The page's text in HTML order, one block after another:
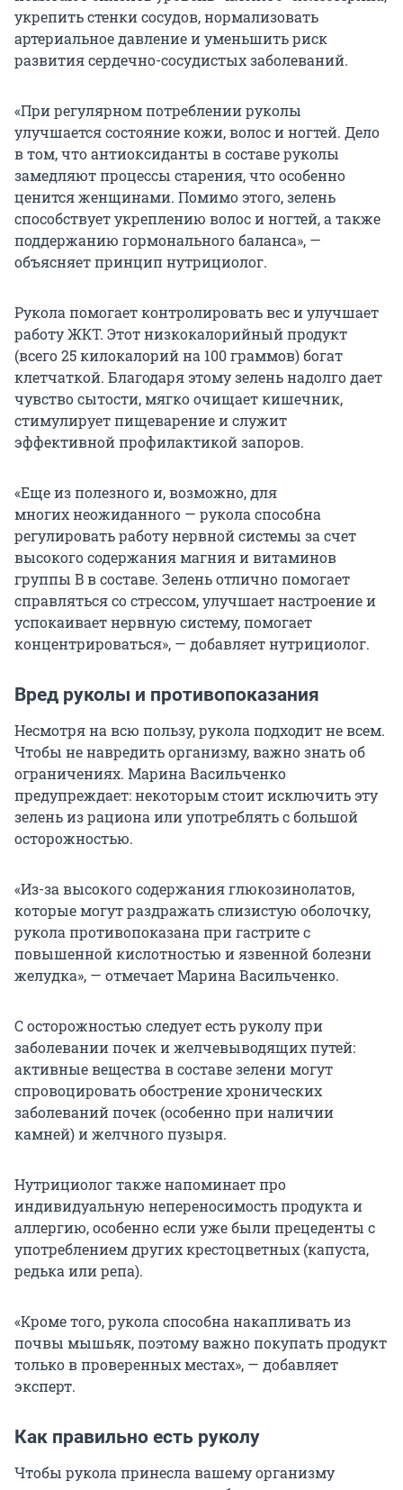
укрепить стенки сосудов, нормализовать
артериальное давление и уменьшить риск
развития сердечно-сосудистых заболеваний.
«При регулярном потреблении руколы
улучшается состояние кожи, волос и ногтей. Дело
в том, что антиоксиданты в составе руколы
замедляют процессы старения, что особенно
ценится женщинами. Помимо этого, зелень
способствует укреплению волос и ногтей, а также
поддержанию гормонального баланса», —
объясняет принцип нутрициолог.
Рукола помогает контролировать вес и улучшает
работу ЖКТ. Этот низкокалорийный продукт
(всего 25 килокалорий на 100 граммов) богат
клетчаткой. Благодаря этому зелень надолго дает
чувство сытости, мягко очищает кишечник,
стимулирует пищеварение и служит
эффективной профилактикой запоров.
«Еще из полезного и, возможно, для
многих неожиданного — рукола способна
регулировать работу нервной системы за счет
высокого содержания магния и витаминов
группы B в составе. Зелень отлично помогает
справляться со стрессом, улучшает настроение и
успокаивает нервную систему, помогает
концентрироваться», — добавляет нутрициолог.
Вред руколы и противопоказания
Несмотря на всю пользу, рукола подходит не всем.
Чтобы не навредить организму, важно знать об
ограничениях. Марина Васильченко
предупреждает: некоторым стоит исключить эту
зелень из рациона или употреблять с большой
осторожностью.
«Из-за высокого содержания глюкозинолатов,
которые могут раздражать слизистую оболочку,
рукола противопоказана при гастрите с
повышенной кислотностью и язвенной болезни
желудка», — отмечает Марина Васильченко.
С осторожностью следует есть руколу при
заболевании почек и желчевыводящих путей:
активные вещества в составе зелени могут
спровоцировать обострение хронических
заболеваний почек (особенно при наличии
камней) и желчного пузыря.
Нутрициолог также напоминает про
индивидуальную непереносимость продукта и
аллергию, особенно если уже были прецеденты с
употреблением других крестоцветных (капуста,
редька или репа).
«Кроме того, рукола способна накапливать из
почвы мышьяк, поэтому важно покупать продукт
только в проверенных местах», — добавляет
эксперт.
Как правильно есть руколу
Чтобы рукола принесла вашему организму